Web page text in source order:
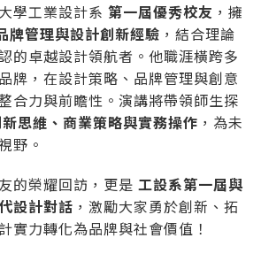
學工業設計系 第一屆優秀校友 ，擁
牌管理與設計創新經驗 ，結合理論
的卓越設計領航者。他職涯橫跨多
牌，在設計策略、品牌管理與創意
合力與前瞻性。演講將帶領師生探
思維、商業策略與實務操作 ，為未
野。
的榮耀回訪，更是 工設系第一屆與
設計對話 ，激勵大家勇於創新、拓
實力轉化為品牌與社會價值！